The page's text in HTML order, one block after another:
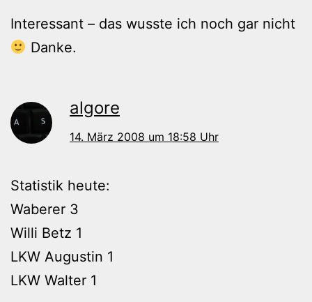
Interessant – das wusste ich noch gar nicht
Danke.
algore
14. März 2008 um 18:58 Uhr
Statistik heute:
Waberer 3
Willi Betz 1
LKW Augustin 1
LKW Walter 1